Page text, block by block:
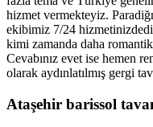
hizmet vermekteyiz.
ekibimiz 7/24
kimi zamanda daha
Cevabınız evet ise hemen
olarak aydınlatılmış gergi
Ataşehir barissol